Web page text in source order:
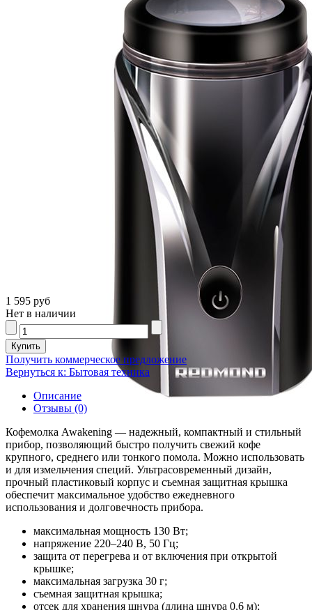
1 595 руб
Нет в наличии
Получить коммерческое предложение
Вернуться к: Бытовая техника
Описание
Отзывы (0)
Кофемолка Awakening — надежный, компактный и стильный
прибор, позволяющий быстро получить свежий кофе
крупного, среднего или тонкого помола. Можно использовать
и для измельчения специй. Ультрасовременный дизайн,
прочный пластиковый корпус и съемная защитная крышка
обеспечит максимальное удобство ежедневного
использования и долговечность прибора.
максимальная мощность 130 Вт;
напряжение 220–240 В, 50 Гц;
защита от перегрева и от включения при открытой
крышке;
максимальная загрузка 30 г;
съемная защитная крышка;
отсек для хранения шнура (длина шнура 0,6 м);